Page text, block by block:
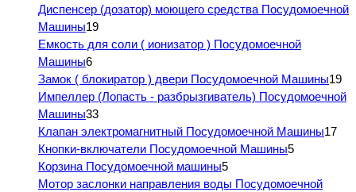
Диспенсер (дозатор) моющего средства Посудомоечной
Машины19
Емкость для соли ( ионизатор ) Посудомоечной
Машины6
Замок ( блокиратор ) двери Посудомоечной Машины19
Импеллер (Лопасть - разбрызгиватель) Посудомоечной
Машины33
Клапан электромагнитный Посудомоечной Машины17
Кнопки-включатели Посудомоечной Машины5
Корзина Посудомоечной машины5
Мотор заслонки направления воды Посудомоечной